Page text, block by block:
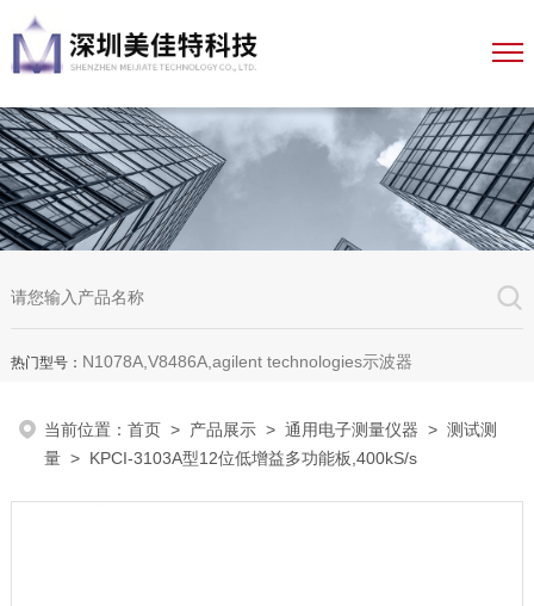
热门型号： N1078A,V8486A,agilent technologies示波器
当前位置：首页 > 产品展示 >通用电子测量仪器 >测试测
量 > KPCI-3103A型12位低增益多功能板,400kS/s